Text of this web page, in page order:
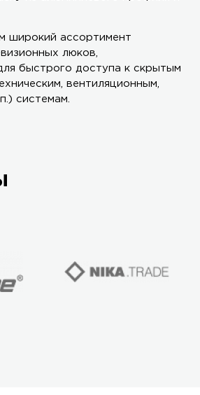
широкий ассортимент
люков,
быстрого доступа к скрытым
вентиляционным,
системам.